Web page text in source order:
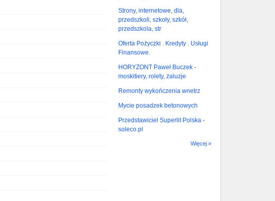
Strony, internetowe, dla,
przedszkoli, szkoły, szkół,
przedszkola, str
Oferta Pożyczki . Kredyty . Usługi
Finansowe.
HORYZONT Paweł Buczek -
moskitiery, rolety, żaluzje
Remonty wykończenia wnetrz
Mycie posadzek betonowych
Przedstawiciel Superlit Polska -
soleco.pl
Więcej »